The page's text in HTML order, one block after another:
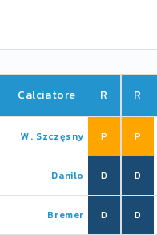
Calciatore R
W. Szczęsny P
Danilo D
Bremer D
R
P
D
D